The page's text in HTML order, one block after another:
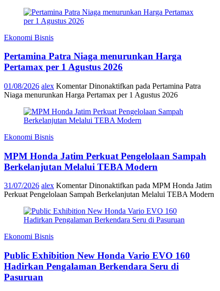
Ekonomi Bisnis
Pertamina Patra Niaga menurunkan Harga
Pertamax per 1 Agustus 2026
01/08/2026 alex Komentar Dinonaktifkan pada Pertamina Patra
Niaga menurunkan Harga Pertamax per 1 Agustus 2026
Ekonomi Bisnis
MPM Honda Jatim Perkuat Pengelolaan Sampah
Berkelanjutan Melalui TEBA Modern
31/07/2026 alex Komentar Dinonaktifkan pada MPM Honda Jatim
Perkuat Pengelolaan Sampah Berkelanjutan Melalui TEBA Modern
Ekonomi Bisnis
Public Exhibition New Honda Vario EVO 160
Hadirkan Pengalaman Berkendara Seru di
Pasuruan